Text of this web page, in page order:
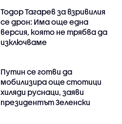
Тодор Тагарев за взривилия
се дрон: Има още една
версия, която не трябва да
изключваме
Путин се готви да
мобилизира още стотици
хиляди руснаци, заяви
президентът Зеленски